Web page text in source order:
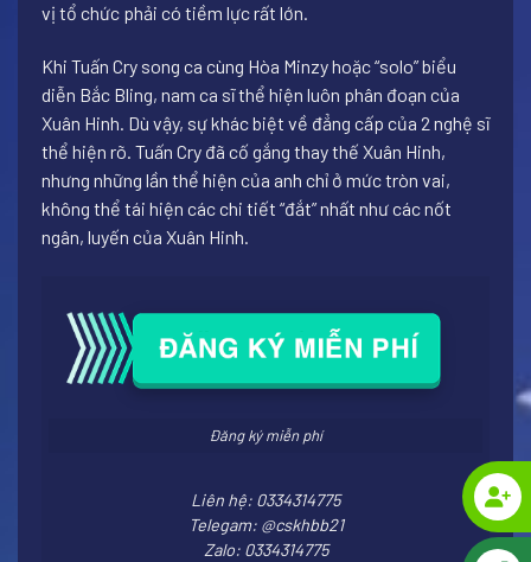
vị tổ chức phải có tiềm lực rất lớn.
Khi Tuấn Cry song ca cùng Hòa Minzy hoặc “solo” biểu
diễn Bắc Bling, nam ca sĩ thể hiện luôn phân đoạn của
Xuân Hinh. Dù vậy, sự khác biệt về đẳng cấp của 2 nghệ sĩ
thể hiện rõ. Tuấn Cry đã cố gắng thay thế Xuân Hinh,
nhưng những lần thể hiện của anh chỉ ở mức tròn vai,
không thể tái hiện các chi tiết “đắt” nhất như các nốt
ngân, luyến của Xuân Hinh.
Đăng ký miễn phí
Liên hệ: 0334314775
Telegam: @cskhbb21
Zalo: 0334314775